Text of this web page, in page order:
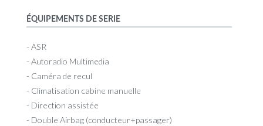
ÉQUIPEMENTS DE SERIE
- ASR
- Autoradio Multimedia
- Caméra de recul
- Climatisation cabine manuelle
- Direction assistée
- Double Airbag (conducteur+passager)